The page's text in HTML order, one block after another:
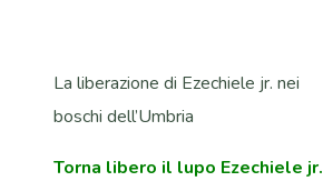
La liberazione di Ezechiele jr. nei
boschi dell’Umbria
Torna libero il lupo Ezechiele jr.